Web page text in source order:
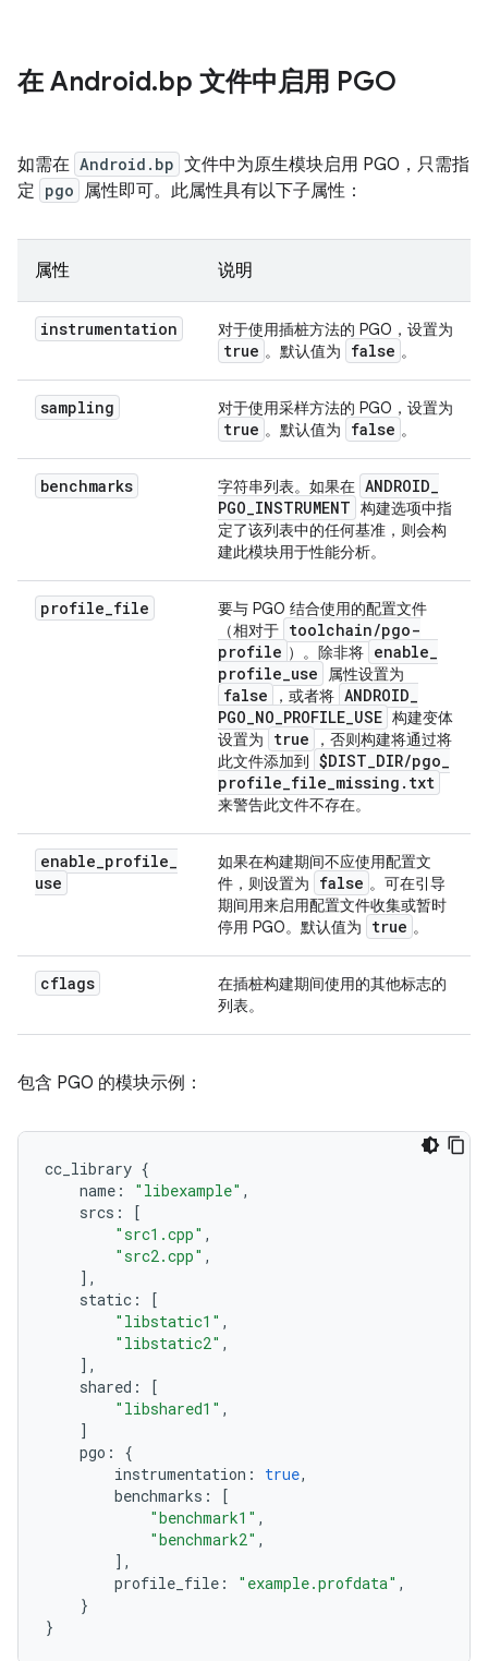
在 Android.bp 文件中启用 PGO
如需在 Android.bp 文件中为原生模块启用 PGO，只需指
定 pgo 属性即可。此属性具有以下子属性：
属性 说明
instrumentation 对于使用插桩方法的 PGO，设置为
true 。默认值为 false 。
sampling 对于使用采样方法的 PGO，设置为
true 。默认值为 false 。
benchmarks 字符串列表。如果在 ANDROID_
PGO_INSTRUMENT 构建选项中指
定了该列表中的任何基准，则会构
建此模块用于性能分析。
profile_file
要与 PGO 结合使用的配置文件
（相对于 toolchain/pgo-
profile ）。除非将 enable_
profile_use 属性设置为
false ， 或者将 ANDROID_
PGO_NO_PROFILE_USE 构建变体
设置为
true
，否则构建将通过将
此文件添加到 $DIST_DIR/pgo_
profile_file_missing . txt
来警告此文件不存在。
enable_profile_
use
如果在构建期间不应使用配置文
件，则设置为
false 。可在引导
期间用来启用配置文件收集或暂时
停用 PGO。默认值为
true 。
cflags
在插桩构建期间使用的其他标志的
列表。
包含 PGO 的模块示例：
cc_library {
name : "libexample" ,
srcs :
[
"src1.cpp" ,
"src2.cpp" ,
],
static :
[
"libstatic1" ,
"libstatic2" ,
],
shared :
[
"libshared1" ,
]
pgo :
{
instrumentation : true,
benchmarks :
[
"benchmark1" ,
"benchmark2" ,
],
profile_file : "example.profdata" ,
}
}